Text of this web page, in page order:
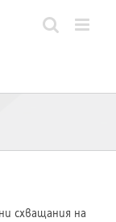
схващания на